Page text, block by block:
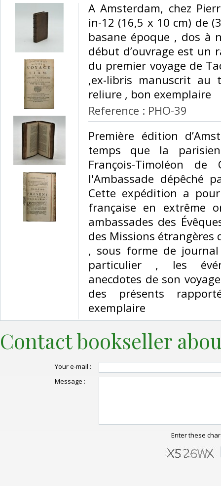
‎A Amsterdam, chez
in-12 (16,5 x 10 cm) de
basane époque , dos à
début d’ouvrage est un
du premier voyage de
,ex-libris manuscrit
reliure , bon exemplaire‎
Reference : PHO-39
‎Première édition
temps que la
François-Timoléon de
l'Ambassade dépêché
Cette expédition a
française en extrême
ambassades des
des Missions étrangères
, sous forme de
particulier , les
anecdotes de son
des présents
exemplaire‎
Contact bookseller
Your e-mail :
Message :
Enter these